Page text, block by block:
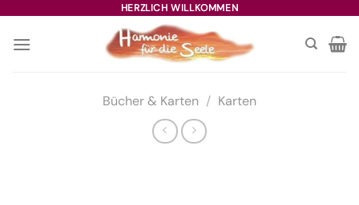
springen
HERZLICH WILLKOMMEN
Bücher & Karten / Karten